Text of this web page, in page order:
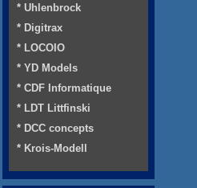
* Uhlenbrock
* Digitrax
* LOCOIO
* YD Models
* CDF Informatique
* LDT Littfinski
* DCC concepts
* Krois-Modell